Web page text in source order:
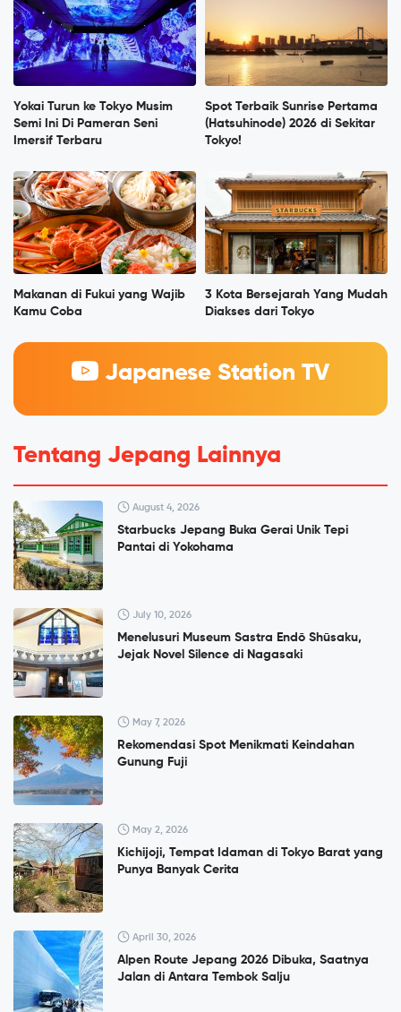
Yokai Turun ke Tokyo Musim
Semi Ini Di Pameran Seni
Imersif Terbaru
Spot Terbaik Sunrise Pertama
(Hatsuhinode) 2026 di Sekitar
Tokyo!
Makanan di Fukui yang Wajib
Kamu Coba
3 Kota Bersejarah Yang Mudah
Diakses dari Tokyo
Japanese Station TV
Tentang Jepang Lainnya
August 4, 2026
Starbucks Jepang Buka Gerai Unik Tepi
Pantai di Yokohama
July 10, 2026
Menelusuri Museum Sastra Endō Shūsaku,
Jejak Novel Silence di Nagasaki
May 7, 2026
Rekomendasi Spot Menikmati Keindahan
Gunung Fuji
May 2, 2026
Kichijoji, Tempat Idaman di Tokyo Barat yang
Punya Banyak Cerita
April 30, 2026
Alpen Route Jepang 2026 Dibuka, Saatnya
Jalan di Antara Tembok Salju